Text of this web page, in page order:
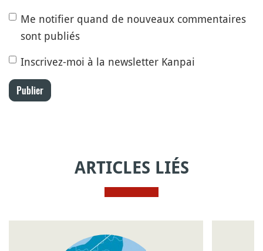
Me notifier quand de nouveaux commentaires
sont publiés
Inscrivez-moi à la newsletter Kanpai
Publier
ARTICLES LIÉS